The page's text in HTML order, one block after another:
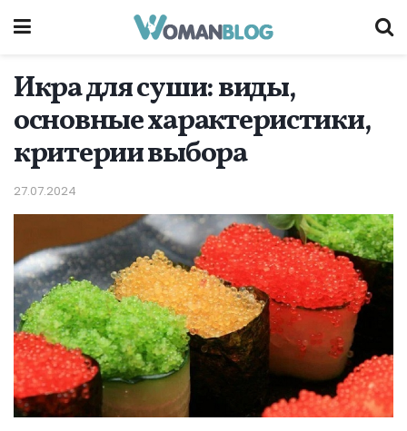
Икра для суши: виды,
основные характеристики,
критерии выбора
27.07.2024